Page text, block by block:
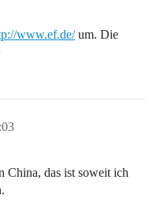
www.ef.de/um. Die
das ist soweit ich